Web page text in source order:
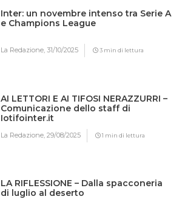
Inter: un novembre intenso tra Serie A
e Champions League
La Redazione,31/10/2025 3 min di lettura
AI LETTORI E AI TIFOSI NERAZZURRI –
Comunicazione dello staff di
Iotifointer.it
La Redazione,29/08/2025 1 min di lettura
LA RIFLESSIONE – Dalla spacconeria
di luglio al deserto